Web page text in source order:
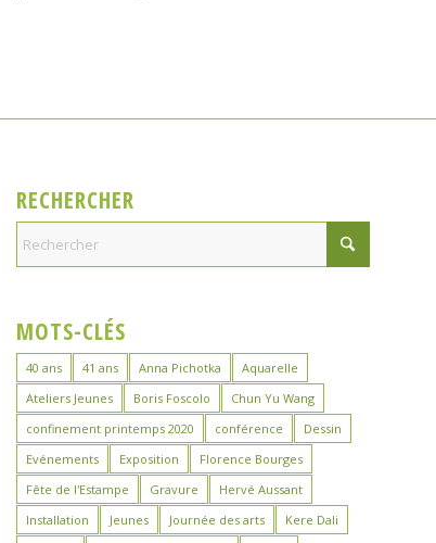
RECHERCHER
MOTS-CLÉS
40 ans 41 ans Anna Pichotka
Aquarelle
Ateliers Jeunes
Boris Foscolo
Chun Yu Wang
confinement printemps 2020
conférence
Dessin
Evénements
Exposition
Florence Bourges
Fête de l'Estampe
Gravure
Hervé Aussant
Installation
Jeunes Journée des arts
Kere Dali